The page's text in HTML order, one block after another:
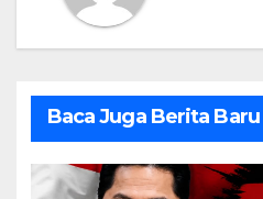
Baca Juga Berita Baru